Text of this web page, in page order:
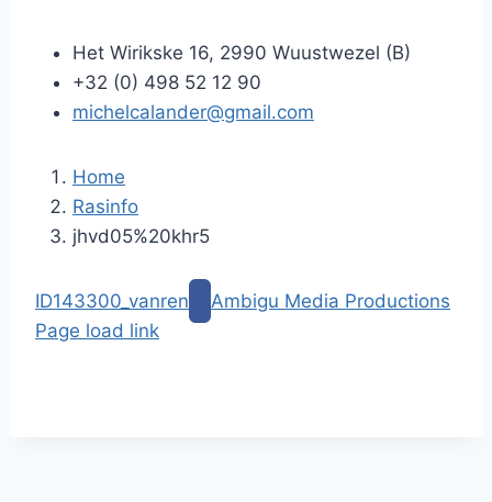
Het Wirikske 16, 2990 Wuustwezel (B)
+32 (0) 498 52 12 90
michelcalander@gmail.com
Home
Rasinfo
jhvd05%20khr5
G
a
ID143300_vanren
Ambigu Media Productions
Page load link